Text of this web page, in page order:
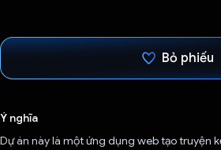
Bỏ phiếu
Ý nghĩa
Dự án này là một ứng dụng web tạo truyện